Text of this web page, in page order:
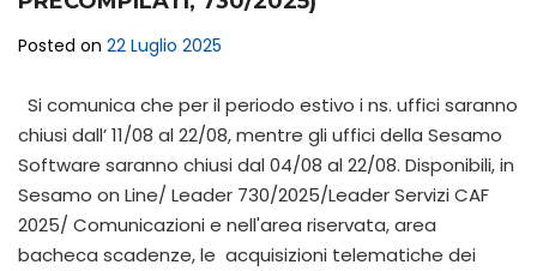
Posted on 22 Luglio 2025
Si comunica che per il periodo estivo i ns. uffici saranno
chiusi dall’ 11/08 al 22/08, mentre gli uffici della Sesamo
Software saranno chiusi dal 04/08 al 22/08. Disponibili, in
Sesamo on Line/ Leader 730/2025/Leader Servizi CAF
2025/ Comunicazioni e nell'area riservata, area
bacheca scadenze, le acquisizioni telematiche dei